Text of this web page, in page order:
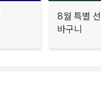
8월 특별
바구니